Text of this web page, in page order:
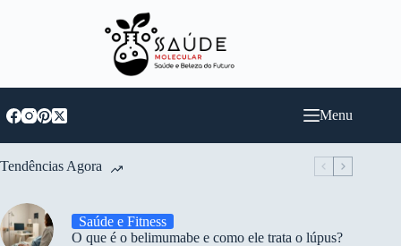
Menu
Tendências Agora
Saúde e Fitness
O que é o belimumabe e como ele trata o lúpus?